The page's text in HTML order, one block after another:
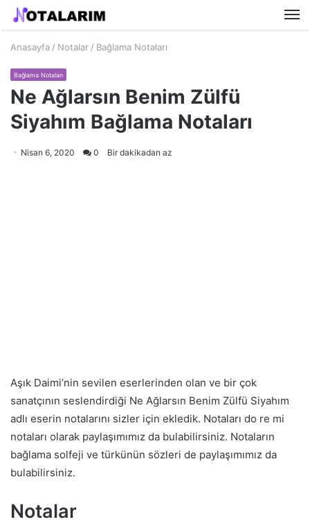
Anasayfa / Notalar / Bağlama Notaları
Bağlama Notaları
Ne Ağlarsın Benim Zülfü
Siyahım Bağlama Notaları
Nisan 6, 2020 0 Bir dakikadan az
Aşık Daimi’nin sevilen eserlerinden olan ve bir çok
sanatçının seslendirdiği Ne Ağlarsın Benim Zülfü Siyahım
adlı eserin notalarını sizler için ekledik. Notaları do re mi
notaları olarak paylaşımımız da bulabilirsiniz. Notaların
bağlama solfeji ve türkünün sözleri de paylaşımımız da
bulabilirsiniz.
Notalar